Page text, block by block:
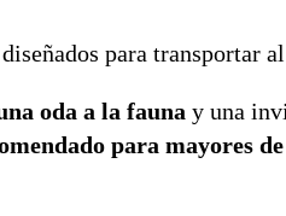
para transportar
oda a la fauna y una
para mayores